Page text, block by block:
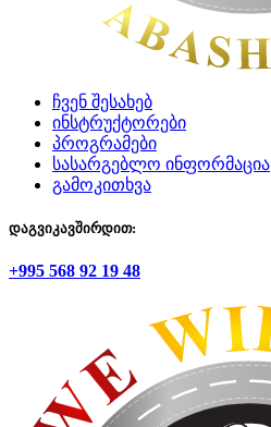
ჩვენ შესახებ
ინსტრუქტორები
პროგრამები
სასარგებლო ინფორმაცია
გამოკითხვა
დაგვიკავშირდით:
+995 568 92 19 48